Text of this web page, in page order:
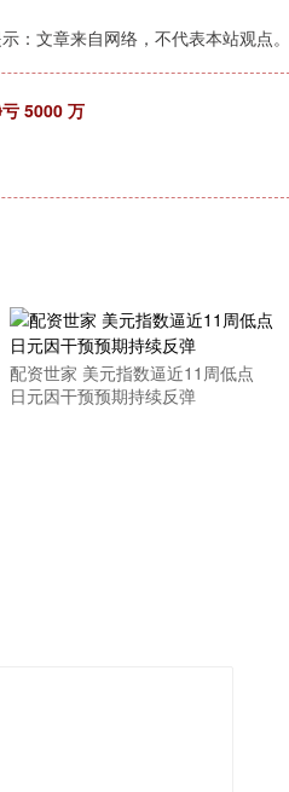
：文章来自网络，不代表本站观点。
5000 万
配资世家 美元指数逼近11周低点
日元因干预预期持续反弹
4694.44 43.13 0.93%